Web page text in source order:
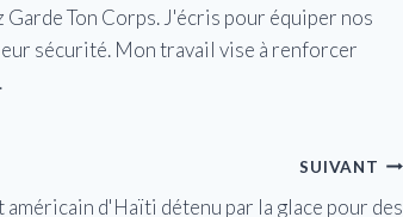
Ton Corps. J'écris pour équiper nos
sécurité. Mon travail vise à renforcer
SUIVANT
américain d'Haïti détenu par la glace pour des